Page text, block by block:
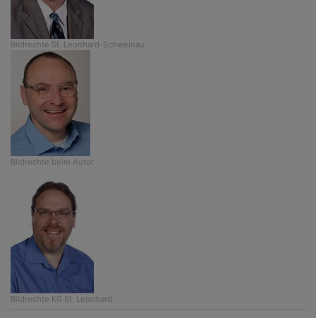
Bildrechte St. Leonhard-Schweinau
Bildrechte beim Autor
Bildrechte KG St. Leonhard